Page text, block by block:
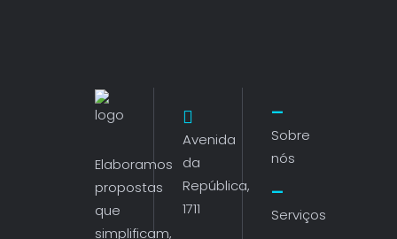
Elaboramos
propostas
que
simplificam,
Avenida
da
República,
1711
Sobre
nós
Serviços